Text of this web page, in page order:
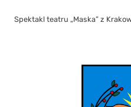
Spektakl teatru „Maska” z